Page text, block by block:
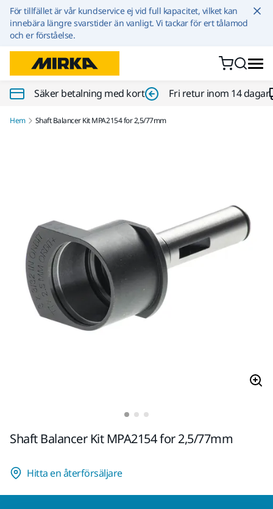
Hoppa till innehållet
För tillfället är vår kundservice ej vid full kapacitet, vilket kan
innebära längre svarstider än vanligt. Vi tackar för ert tålamod
och er förståelse.
Säker betalning med kort Fri retur inom 14 dagar
Hem Shaft Balancer Kit MPA2154 for 2,5/77mm
Shaft Balancer Kit MPA2154 for 2,5/77mm
Hitta en återförsäljare